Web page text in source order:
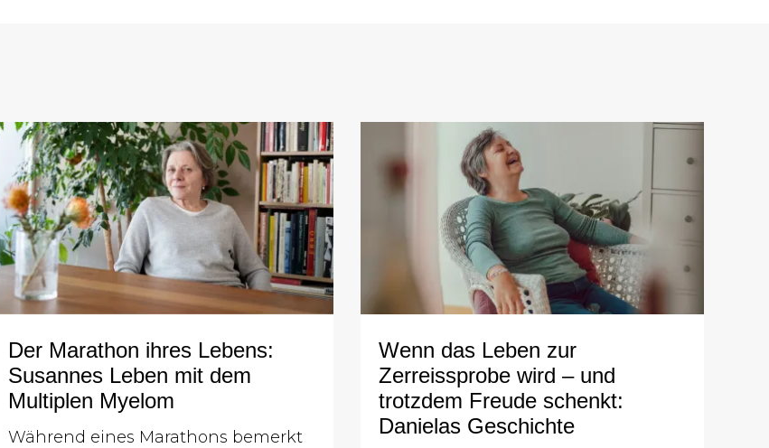
Der Marathon ihres Lebens:
Susannes Leben mit dem
Multiplen Myelom
Während eines Marathons bemerkt
Wenn das Leben zur
Zerreissprobe wird – und
trotzdem Freude schenkt:
Danielas Geschichte